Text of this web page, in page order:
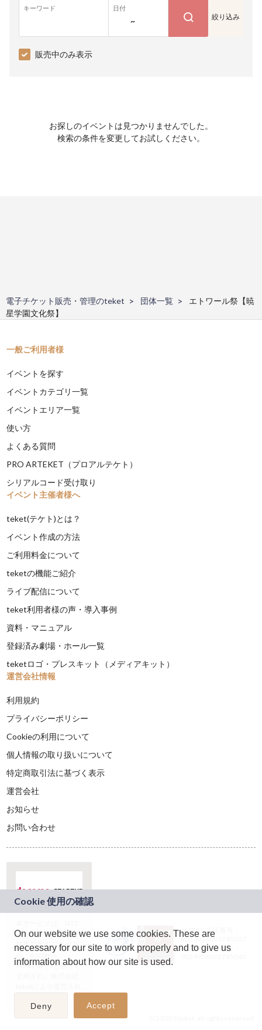
キーワード 日付
~ 絞り込み
販売中のみ表示
お探しのイベントは見つかりませんでした。
検索の条件を変更してお試しください。
電子チケット販売・管理のteket 団体一覧
エトワール祭【暁
星学園文化祭】
一般ご利用者様
イベントを探す
イベントカテゴリ一覧
イベントエリア一覧
使い方
よくある質問
PRO ARTEKET（プロアルテケト）
シリアルコード受け取り
イベント主催者様へ
teket(テケト)とは？
イベント作成の方法
ご利用料金について
teketの機能ご紹介
ライブ配信について
teket利用者様の声・導入事例
資料・マニュアル
登録済み劇場・ホール一覧
teketロゴ・プレスキット（メディアキット）
運営会社情報
利用規約
プライバシーポリシー
Cookieの利用について
個人情報の取り扱いについて
特定商取引法に基づく表示
運営会社
お知らせ
お問い合わせ
ドコモグループの新
規事業創出プログラ
ム「docomo
STARTUP」を通じて
JASRAC許諾番号：
9024936001Y45037
JASRAC許諾番号：
On our website we use some cookies. These are
necessary for our site to work properly and to give us
information about how our site is used.
Deny Accept